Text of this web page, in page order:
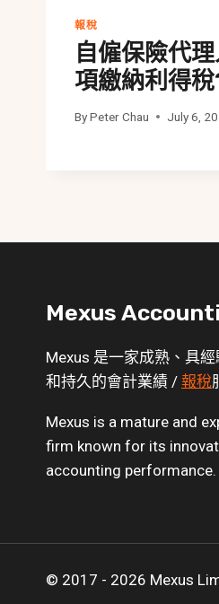
報稅
自僱保險代
項繳納利得
ByPeter Chau July 6,
Mexus
Mexus 是一家成熟、具經
和持久的會計業績 / 報稅
Mexus is a mature and
firm known for its
accounting performance.
© 2017 - 2026 Mexus